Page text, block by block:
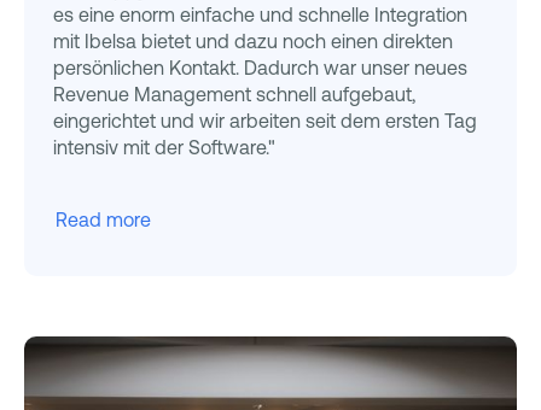
es eine enorm einfache und schnelle Integration
mit Ibelsa bietet und dazu noch einen direkten
persönlichen Kontakt. Dadurch war unser neues
Revenue Management schnell aufgebaut,
eingerichtet und wir arbeiten seit dem ersten Tag
intensiv mit der Software."
Read more